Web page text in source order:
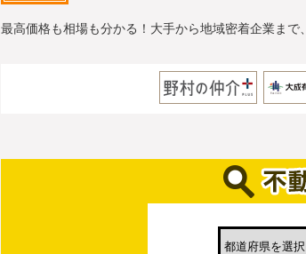
最高価格も相場も分かる！大手から地域密着企業まで、